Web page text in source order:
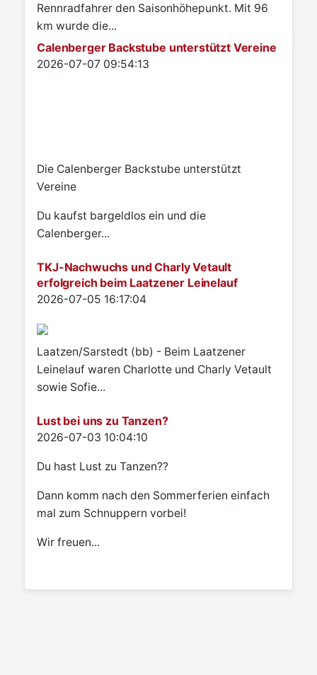
Rennradfahrer den Saisonhöhepunkt. Mit 96
km wurde die...
Calenberger Backstube unterstützt Vereine
Details
2026-07-07 09:54:13
Die Calenberger Backstube unterstützt
Vereine
Du kaufst bargeldlos ein und die
Calenberger...
TKJ-Nachwuchs und Charly Vetault
erfolgreich beim Laatzener Leinelauf
Details
2026-07-05 16:17:04
Laatzen/Sarstedt (bb) - Beim Laatzener
Leinelauf waren Charlotte und Charly Vetault
sowie Sofie...
Lust bei uns zu Tanzen?
Details
2026-07-03 10:04:10
Du hast Lust zu Tanzen??
Dann komm nach den Sommerferien einfach
mal zum Schnuppern vorbei!
Wir freuen...